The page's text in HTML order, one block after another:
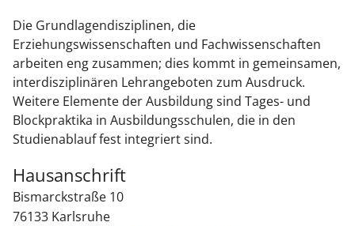
Die Grundlagendisziplinen, die
Erziehungswissenschaften und Fachwissenschaften
arbeiten eng zusammen; dies kommt in gemeinsamen,
interdisziplinären Lehrangeboten zum Ausdruck.
Weitere Elemente der Ausbildung sind Tages- und
Blockpraktika in Ausbildungsschulen, die in den
Studienablauf fest integriert sind.
Hausanschrift
Bismarckstraße 10
76133 Karlsruhe